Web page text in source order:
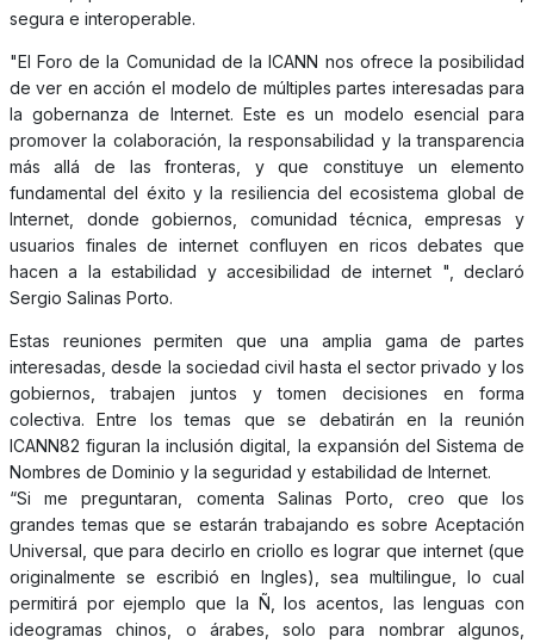
segura e interoperable.
"El Foro de la Comunidad de la ICANN nos ofrece la posibilidad
de ver en acción el modelo de múltiples partes interesadas para
la gobernanza de Internet. Este es un modelo esencial para
promover la colaboración, la responsabilidad y la transparencia
más allá de las fronteras, y que constituye un elemento
fundamental del éxito y la resiliencia del ecosistema global de
Internet, donde gobiernos, comunidad técnica, empresas y
usuarios finales de internet confluyen en ricos debates que
hacen a la estabilidad y accesibilidad de internet ", declaró
Sergio Salinas Porto.
Estas reuniones permiten que una amplia gama de partes
interesadas, desde la sociedad civil hasta el sector privado y los
gobiernos, trabajen juntos y tomen decisiones en forma
colectiva. Entre los temas que se debatirán en la reunión
ICANN82 figuran la inclusión digital, la expansión del Sistema de
Nombres de Dominio y la seguridad y estabilidad de Internet.
“Si me preguntaran, comenta Salinas Porto, creo que los
grandes temas que se estarán trabajando es sobre Aceptación
Universal, que para decirlo en criollo es lograr que internet (que
originalmente se escribió en Ingles), sea multilingue, lo cual
permitirá por ejemplo que la Ñ, los acentos, las lenguas con
ideogramas chinos, o árabes, solo para nombrar algunos,